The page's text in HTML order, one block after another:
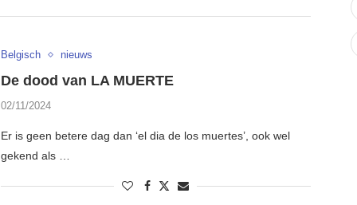
Belgisch nieuws
De dood van LA MUERTE
02/11/2024
Er is geen betere dag dan ‘el dia de los muertes’, ook wel
gekend als …